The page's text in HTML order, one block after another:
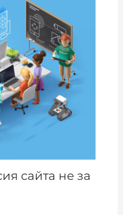
сайта не за